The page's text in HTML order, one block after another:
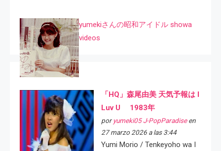
yumekiさんの昭和アイドル showa
videos
「HQ」森尾由美 天気予報は I
Luv U 1983年
por yumeki05 J-PopParadiseen
27 marzo 2026 a las 3:44
Yumi Morio / Tenkeyoho wa I